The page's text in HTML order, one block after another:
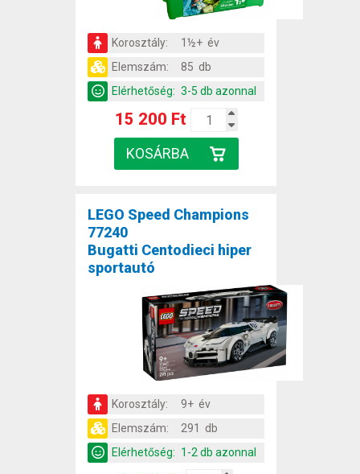
Korosztály:
1½+ év
Elemszám:
85 db
Elérhetőség: 3-5 db azonnal
15 200 Ft
LEGO Speed Champions
77240
Bugatti Centodieci hiper
sportautó
Korosztály:
9+ év
Elemszám:
291 db
Elérhetőség: 1-2 db azonnal